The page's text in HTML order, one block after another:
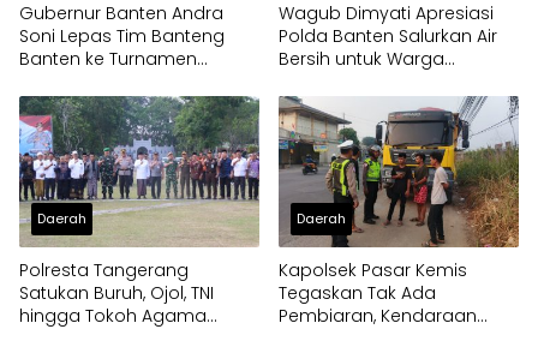
Gubernur Banten Andra
Soni Lepas Tim Banteng
Banten ke Turnamen
Wagub Dimyati Apresiasi
Polda Banten Salurkan Air
Bersih untuk Warga
Daerah
Polresta Tangerang
Satukan Buruh, Ojol, TNI
hingga Tokoh Agama
Daerah
Kapolsek Pasar Kemis
Tegaskan Tak Ada
Pembiaran, Kendaraan